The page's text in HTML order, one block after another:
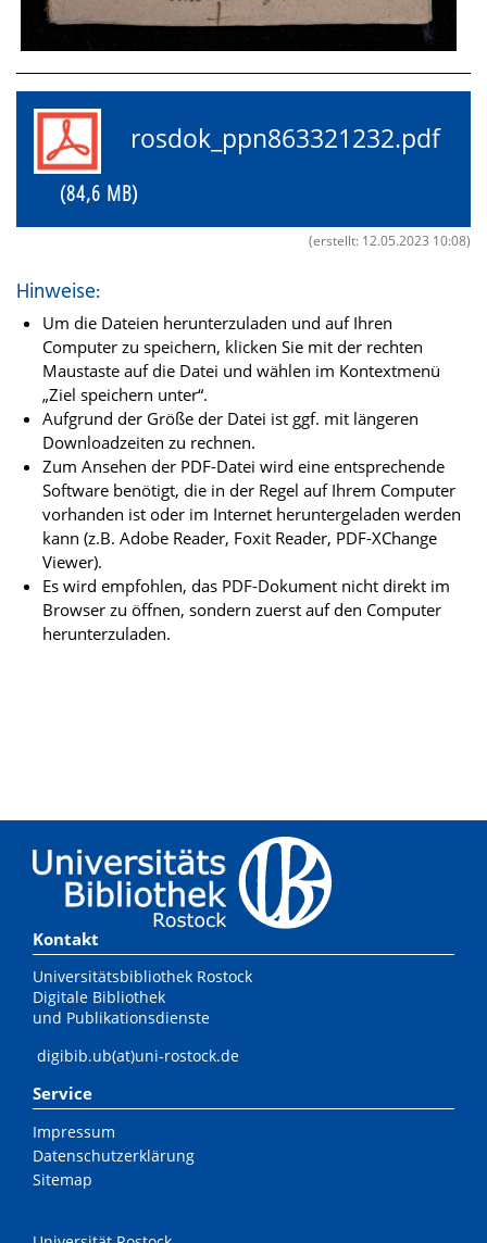
rosdok_ppn863321232.pdf
(84,6 MB)
(erstellt: 12.05.2023 10:08)
Hinweise:
Um die Dateien herunterzuladen und auf Ihren
Computer zu speichern, klicken Sie mit der rechten
Maustaste auf die Datei und wählen im Kontextmenü
„Ziel speichern unter“.
Aufgrund der Größe der Datei ist ggf. mit längeren
Downloadzeiten zu rechnen.
Zum Ansehen der PDF-Datei wird eine entsprechende
Software benötigt, die in der Regel auf Ihrem Computer
vorhanden ist oder im Internet heruntergeladen werden
kann (z.B. Adobe Reader, Foxit Reader, PDF-XChange
Viewer).
Es wird empfohlen, das PDF-Dokument nicht direkt im
Browser zu öffnen, sondern zuerst auf den Computer
herunterzuladen.
Kontakt
Universitätsbibliothek Rostock
Digitale Bibliothek
und Publikationsdienste
digibib.ub(at)uni-rostock.de
Service
Impressum
Datenschutzerklärung
Sitemap